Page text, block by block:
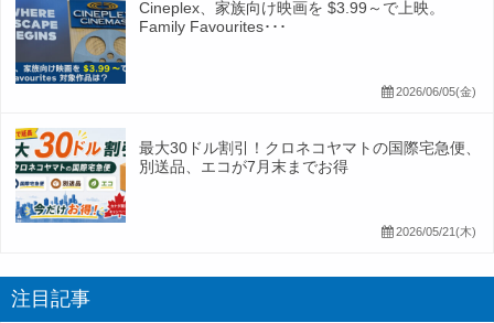
Cineplex、家族向け映画を $3.99～で上映。
Family Favourites･･･
2026/06/05(金)
最大30ドル割引！クロネコヤマトの国際宅急便、
別送品、エコが7月末までお得
2026/05/21(木)
注目記事